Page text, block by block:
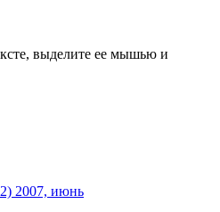
выделите ее мышью и
2007, июнь